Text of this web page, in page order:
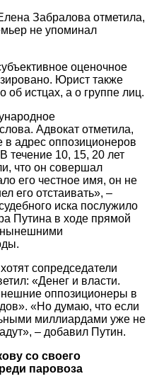
Забралова отметила,
не упоминал
оценочное
Юрист также
об истцах, а о группе лиц.
Адвокат отметила,
в адрес оппозиционеров
течение 10, 15, 20 лет
что он совершал
его честное имя, он не
его отстаивать», –
иска послужило
Путина в ходе прямой
нынешними
cопредседатели
«Денег и власти.
оппозиционеры в
«Но думаю, что если
миллиардами уже не
– добавил Путин.
со своего
паровоза